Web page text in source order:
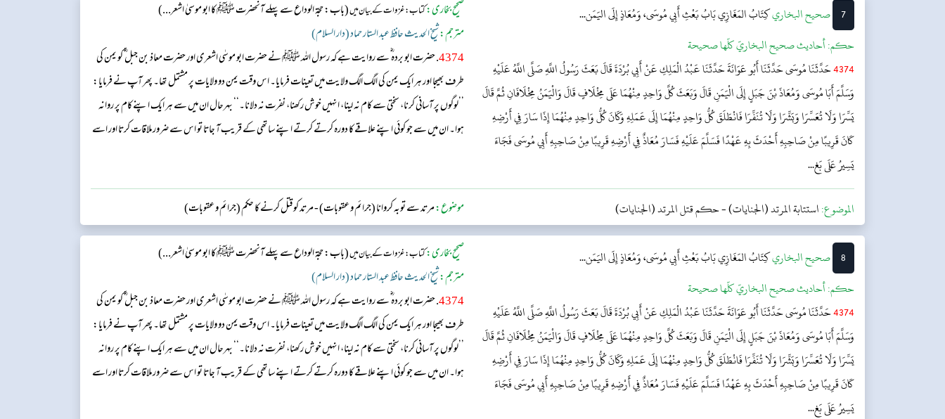
7 ‌‌صحيح البخاريكِتَابُ المَغَازِيبَابُ بَعْثِ أَبِي مُوسَى، وَمُعَاذٍ إِلَى اليَمَن...
حکم:أحاديث صحيح البخاريّ كلّها صحيحة
4374حَدَّثَنَا مُوسَى حَدَّثَنَا أَبُو عَوَانَةَ حَدَّثَنَا عَبْدُ الْمَلِكِ عَنْ أَبِي بُرْدَةَ قَالَ بَعَثَ رَسُولُ اللَّهِ صَلَّى اللَّهُ عَلَيْهِ
وَسَلَّمَ أَبَا مُوسَى وَمُعَاذَ بْنَ جَبَلٍ إِلَى الْيَمَنِ قَالَ وَبَعَثَ كُلَّ وَاحِدٍ مِنْهُمَا عَلَى مِخْلَافٍ قَالَ وَالْيَمَنُ مِخْلَافَانِ ثُمَّ قَالَ
يَسِّرَا وَلَا تُعَسِّرَا وَبَشِّرَا وَلَا تُنَفِّرَا فَانْطَلَقَ كُلُّ وَاحِدٍ مِنْهُمَا إِلَى عَمَلِهِ وَكَانَ كُلُّ وَاحِدٍ مِنْهُمَا إِذَا سَارَ فِي أَرْضِهِ
كَانَ قَرِيبًا مِنْ صَاحِبِهِ أَحْدَثَ بِهِ عَهْدًا فَسَلَّمَ عَلَيْهِ فَسَارَ مُعَاذٌ فِي أَرْضِهِ قَرِيبًا مِنْ صَاحِبِهِ أَبِي مُوسَى فَجَاءَ
يَسِيرُ عَلَى بَغ...
صحیح بخاری:کتاب: غزوات کے بیان میں(باب: حجۃ الوداع سے پہلے آنحضرت ﷺ کا ابو موسیٰ اشعر...)
مترجم:شیخ الحدیث حافظ عبد الستار حماد (دار السلام)
4374. حضرت ابو بردہ ؓ سے روایت ہے کہ رسول اللہ ﷺ نے حضرت ابو موسٰی اشعری اور حضرت معاذ بن جبل ؓ کو یمن کی
طرف بھیجا اور ہر ایک یمن کی الگ الگ ولایت میں تعینات فرمایا۔ اس وقت یمن دو ولایات پر مشتمل تھا۔ پھر آپ نے فرمایا:
’’لوگوں پر آسانی کرنا، سختی سے کام نہ لینا، انہیں خوش رکھنا، نفرت نہ دلانا۔‘‘ بہرحال ان میں سے ہر ایک اپنے کام پر روانہ
ہوا۔ ان میں سے جو کوئی اپنے علاقے کا دورہ کرتے کرتے اپنے ساتھی کے قریب آ جاتا تو اس سے ضرور ملاقات کرتا اور اسے
الموضوع:استتابة المرتد (الجنايات)-حكم قتل المرتد (الجنايات) موضوع:مرتد سے توبہ کروانا (جرائم و عقوبات)-مرتد کو قتل کرنے کا حکم (جرائم و عقوبات)
8 ‌‌صحيح البخاريكِتَابُ المَغَازِيبَابُ بَعْثِ أَبِي مُوسَى، وَمُعَاذٍ إِلَى اليَمَن...
حکم:أحاديث صحيح البخاريّ كلّها صحيحة
4374حَدَّثَنَا مُوسَى حَدَّثَنَا أَبُو عَوَانَةَ حَدَّثَنَا عَبْدُ الْمَلِكِ عَنْ أَبِي بُرْدَةَ قَالَ بَعَثَ رَسُولُ اللَّهِ صَلَّى اللَّهُ عَلَيْهِ
وَسَلَّمَ أَبَا مُوسَى وَمُعَاذَ بْنَ جَبَلٍ إِلَى الْيَمَنِ قَالَ وَبَعَثَ كُلَّ وَاحِدٍ مِنْهُمَا عَلَى مِخْلَافٍ قَالَ وَالْيَمَنُ مِخْلَافَانِ ثُمَّ قَالَ
يَسِّرَا وَلَا تُعَسِّرَا وَبَشِّرَا وَلَا تُنَفِّرَا فَانْطَلَقَ كُلُّ وَاحِدٍ مِنْهُمَا إِلَى عَمَلِهِ وَكَانَ كُلُّ وَاحِدٍ مِنْهُمَا إِذَا سَارَ فِي أَرْضِهِ
كَانَ قَرِيبًا مِنْ صَاحِبِهِ أَحْدَثَ بِهِ عَهْدًا فَسَلَّمَ عَلَيْهِ فَسَارَ مُعَاذٌ فِي أَرْضِهِ قَرِيبًا مِنْ صَاحِبِهِ أَبِي مُوسَى فَجَاءَ
يَسِيرُ عَلَى بَغ...
صحیح بخاری:کتاب: غزوات کے بیان میں(باب: حجۃ الوداع سے پہلے آنحضرت ﷺ کا ابو موسیٰ اشعر...)
مترجم:شیخ الحدیث حافظ عبد الستار حماد (دار السلام)
4374. حضرت ابو بردہ ؓ سے روایت ہے کہ رسول اللہ ﷺ نے حضرت ابو موسٰی اشعری اور حضرت معاذ بن جبل ؓ کو یمن کی
طرف بھیجا اور ہر ایک یمن کی الگ الگ ولایت میں تعینات فرمایا۔ اس وقت یمن دو ولایات پر مشتمل تھا۔ پھر آپ نے فرمایا:
’’لوگوں پر آسانی کرنا، سختی سے کام نہ لینا، انہیں خوش رکھنا، نفرت نہ دلانا۔‘‘ بہرحال ان میں سے ہر ایک اپنے کام پر روانہ
ہوا۔ ان میں سے جو کوئی اپنے علاقے کا دورہ کرتے کرتے اپنے ساتھی کے قریب آ جاتا تو اس سے ضرور ملاقات کرتا اور اسے